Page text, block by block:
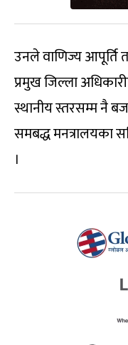
उनले वाणिज्य आपूर्ति
प्रमुख जिल्ला
स्थानीय स्तरसम्म नै
समबद्ध मनत्रालयका
।